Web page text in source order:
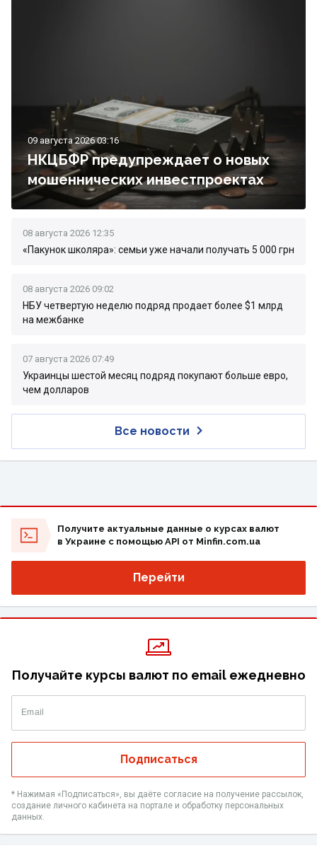
09 августа 2026 03:16
НКЦБФР предупреждает о новых
мошеннических инвестпроектах
08 августа 2026 12:35
«Пакунок школяра»: семьи уже начали получать 5 000 грн
08 августа 2026 09:02
НБУ четвертую неделю подряд продает более $1 млрд
на межбанке
07 августа 2026 07:49
Украинцы шестой месяц подряд покупают больше евро,
чем долларов
Все новости
Получите актуальные данные о курсах валют
в Украине с помощью API от Minfin.com.ua
Перейти
Получайте курсы валют по email ежедневно
Email
Подписаться
* Нажимая «‎Подписаться», вы даёте согласие на получение рассылок,
создание личного кабинета на портале и обработку персональных
данных.